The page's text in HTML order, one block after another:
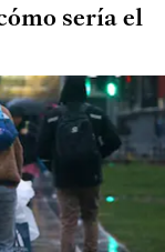
sería el